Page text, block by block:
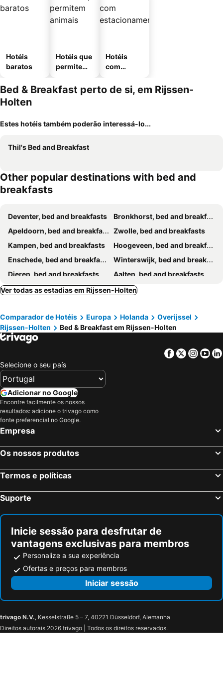
Hotéis
baratos
Hotéis que
permitem
Hotéis
com
mento
Bed & Breakfast perto de si, em Rijssen-
Holten
Estes hotéis também poderão interessá-lo...
Thil's Bed and Breakfast
Other popular destinations with bed and
breakfasts
Deventer, bed and breakfasts
Bronkhorst, bed and breakfasts
Apeldoorn, bed and breakfasts
Zwolle, bed and breakfasts
Kampen, bed and breakfasts
Hoogeveen, bed and breakfasts
Enschede, bed and breakfasts
Winterswijk, bed and breakfasts
Dieren, bed and breakfasts
Aalten, bed and breakfasts
Hellendoorn, bed and breakfasts
Almelo, bed and breakfasts
Meppel, bed and breakfasts
Oldenzaal, bed and breakfasts
Hardenberg, bed and breakfasts
Bergentheim, bed and breakfasts
Eerbeek, bed and breakfasts
Epe, bed and breakfasts
Ootmarsum, bed and breakfasts
Heerde, bed and breakfasts
Hof van Twente, bed and breakfasts
Ommen, bed and breakfasts
Haaksbergen, bed and breakfasts
Nieuwleusen, bed and breakfasts
Staphorst, bed and breakfasts
Bornerbroek, bed and breakfasts
Zutphen, bed and breakfasts
Neuenhaus, bed and breakfasts
Diepenheim, bed and breakfasts
Schüttorf, bed and breakfasts
Ver todas as estadias em Rijssen-Holten
Comparador de Hotéis Europa Holanda
Overijssel
Rijssen-Holten
Bed & Breakfast em Rijssen-Holten
Facebook
Twitter
Selecione o seu país
Adicionar no Google
Encontre facilmente os nossos
resultados: adicione o trivago como
fonte preferencial no Google.
Empresa
Os nossos produtos
Termos e políticas
Suporte
Inicie sessão para desfrutar de
vantagens exclusivas para membros
Personalize a sua experiência
Ofertas e preços para membros
Iniciar sessão
trivago N.V., Kesselstraße 5 – 7, 40221 Düsseldorf, Alemanha
Direitos autorais 2026 trivago | Todos os direitos reservados.